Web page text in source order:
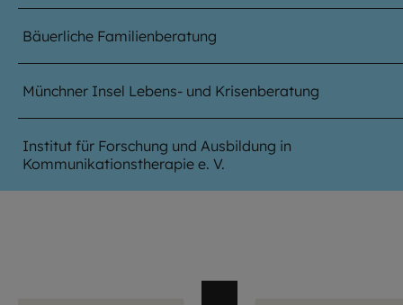
Bäuerliche Familienberatung
Münchner Insel Lebens- und Krisenberatung
Institut für Forschung und Ausbildung in
Kommunikationstherapie e. V.